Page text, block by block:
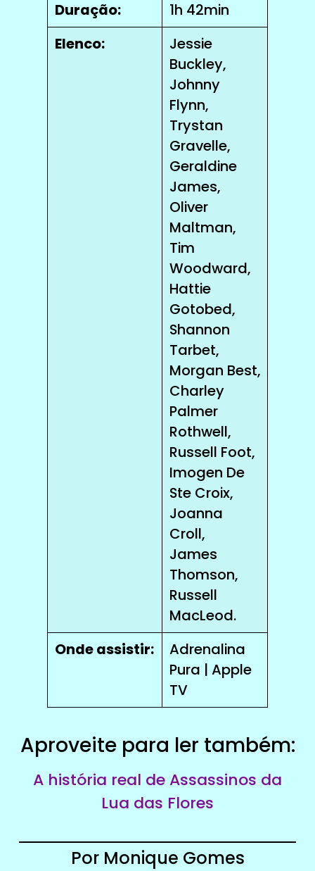
Duração:
1h 42min
Elenco:
Jessie
Buckley,
Johnny
Flynn,
Trystan
Gravelle,
Geraldine
James,
Oliver
Maltman,
Tim
Woodward,
Hattie
Gotobed,
Shannon
Tarbet,
Morgan Best,
Charley
Palmer
Rothwell,
Russell Foot,
Imogen De
Ste Croix,
Joanna
Croll,
James
Thomson,
Russell
MacLeod.
Onde assistir:
Adrenalina
Pura | Apple
TV
Aproveite para ler também:
A história real de Assassinos da
Lua das Flores
Por Monique Gomes